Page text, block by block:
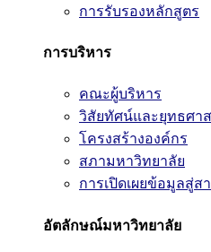
การรับรองหลักสูตร
การบริหาร
คณะผู้บริหาร
วิสัยทัศน์และยุทธศา
โครงสร้างองค์กร
สภามหาวิทยาลัย
การเปิดเผยข้อมูลสู่ส
อัตลักษณ์มหาวิทยาลัย